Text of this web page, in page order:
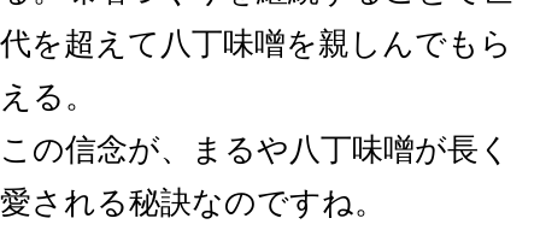
代を超えて八丁味噌を親しんでもら
える。
この信念が、まるや八丁味噌が長く
愛される秘訣なのですね。